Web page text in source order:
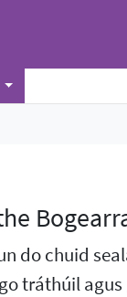
do chuid
tráthúil